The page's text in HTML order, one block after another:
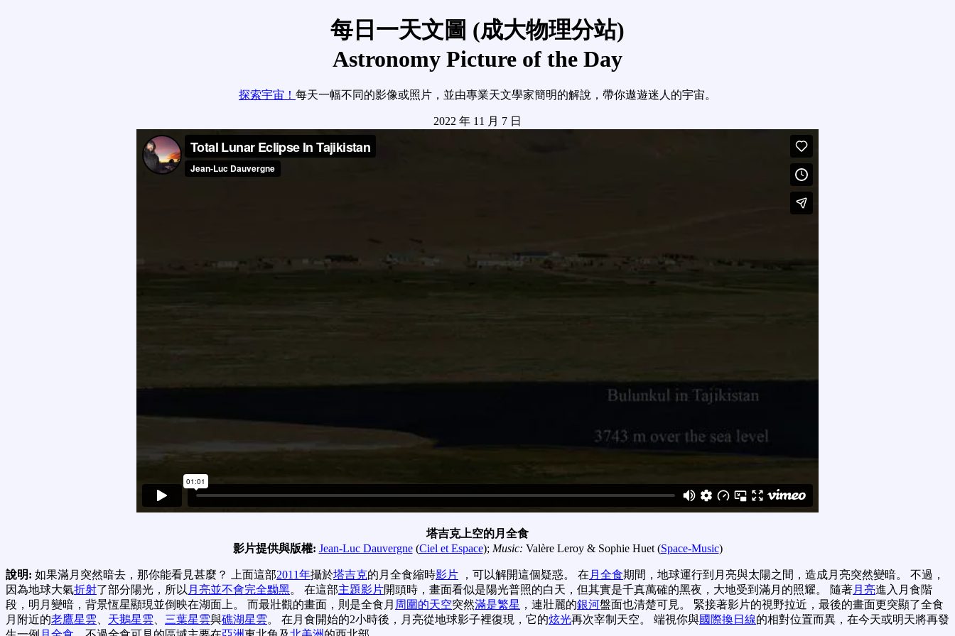
每日一天文圖 (成大物理分站)
Astronomy Picture of the Day
探索宇宙！ 每天一幅不同的影像或照片，並由專業天文學家簡明的解說，帶你遨遊迷人的宇宙。
2022 年 11 月 7 日
塔吉克上空的月全食
影片提供與版權: Jean-Luc Dauvergne(Ciel et Espace); Music: Valère Leroy & Sophie Huet (Space-Music)
說明: 如果滿月突然暗去，那你能看見甚麼？ 上面這部2011年攝於塔吉克的月全食縮時影片 ，可以解開這個疑惑。 在 月全食期間，地球運行到月亮與太陽之間，造成月亮突然變暗。 不過，
因為地球大氣折射了部分陽光，所以 月亮並不會完全黝黑。 在這部主題影片開頭時，畫面看似是陽光普照的白天，但其實是千真萬確的黑夜，大地受到滿月的照耀。 隨著月亮進入月食階
段，明月變暗，背景恆星顯現並倒映在湖面上。 而最壯觀的畫面，則是全食月 周圍的天空突然滿是繁星 ，連壯麗的銀河盤面也清楚可見。 緊接著影片的視野拉近，最後的畫面更突顯了全食
月附近的老鷹星雲 天鵝星雲 三葉星雲與礁湖星雲。 在月食開始的2小時後，月亮從地球影子裡復現，它的炫光再次宰制天空。 端視你與國際換日線的相對位置而異，在今天或明天將再發